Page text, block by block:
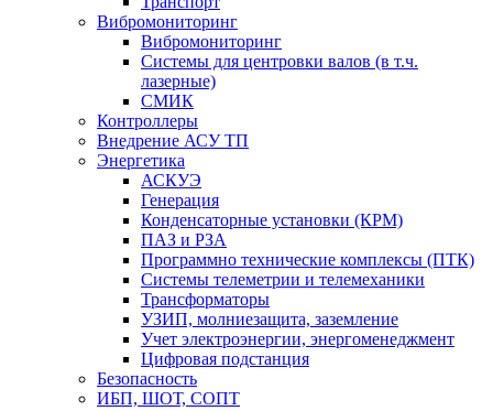
Вибромониторинг
Вибромониторинг
Системы для центровки валов (в т.ч.
лазерные)
СМИК
Контроллеры
Внедрение АСУ ТП
Энергетика
АСКУЭ
Генерация
Конденсаторные установки (КРМ)
ПАЗ и РЗА
Программно технические комплексы (ПТК)
Системы телеметрии и телемеханики
Трансформаторы
УЗИП, молниезащита, заземление
Учет электроэнергии, энергоменеджмент
Цифровая подстанция
Безопасность
ИБП, ШОТ, СОПТ